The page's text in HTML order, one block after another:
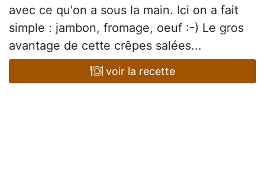
avec ce qu'on a sous la main. Ici on a fait
simple : jambon, fromage, oeuf :-) Le gros
avantage de cette crêpes salées...
voir la recette